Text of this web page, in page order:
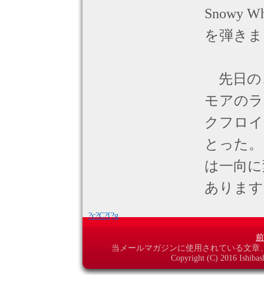
Snowy
を弾き
先日の
モアの
クフロ
とった
は一向
ありま
?c?C?[?g
当メールマガジンに使用されている文
Copyright (C) 2016